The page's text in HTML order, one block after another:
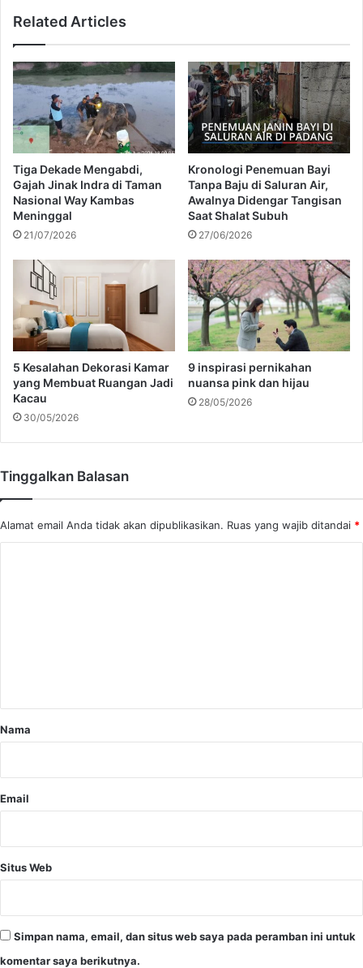
g
R
p
2
M
i
i
a
T
e
p
S
p
i
n
2
6
P
h
a
n
e
a
i
k
d
a
r
i
a
h
n
Related Articles
Tiga Dekade Mengabdi,
Gajah Jinak Indra di Taman
Nasional Way Kambas
Meninggal
21/07/2026
Kronologi Penemuan Bayi
Tanpa Baju di Saluran Air,
Awalnya Didengar Tangisan
Saat Shalat Subuh
27/06/2026
5 Kesalahan Dekorasi Kamar
yang Membuat Ruangan Jadi
Kacau
30/05/2026
9 inspirasi pernikahan
nuansa pink dan hijau
28/05/2026
Tinggalkan Balasan
Alamat email Anda tidak akan dipublikasikan. Ruas yang wajib ditandai *
rNama
Email
Situs Web
Simpan nama, email, dan situs web saya pada peramban ini untuk
komentar saya berikutnya.